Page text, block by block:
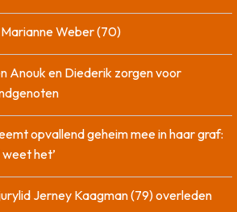
Weber (70)
Anouk en Diederik zorgen voor
opvallend geheim mee in haar graf:
het’
Jerney Kaagman (79) overleden